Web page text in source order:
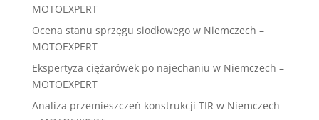
MOTOEXPERT
Ocena stanu sprzęgu siodłowego w Niemczech –
MOTOEXPERT
Ekspertyza ciężarówek po najechaniu w Niemczech –
MOTOEXPERT
Analiza przemieszczeń konstrukcji TIR w Niemczech